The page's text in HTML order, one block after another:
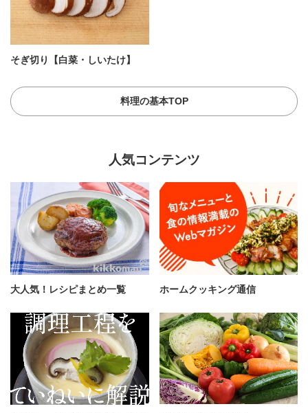
そぎ切り【白菜・しいたけ】
料理の基本TOP
人気コンテンツ
大人気！レシピまとめ一覧 ホームクッキング通信